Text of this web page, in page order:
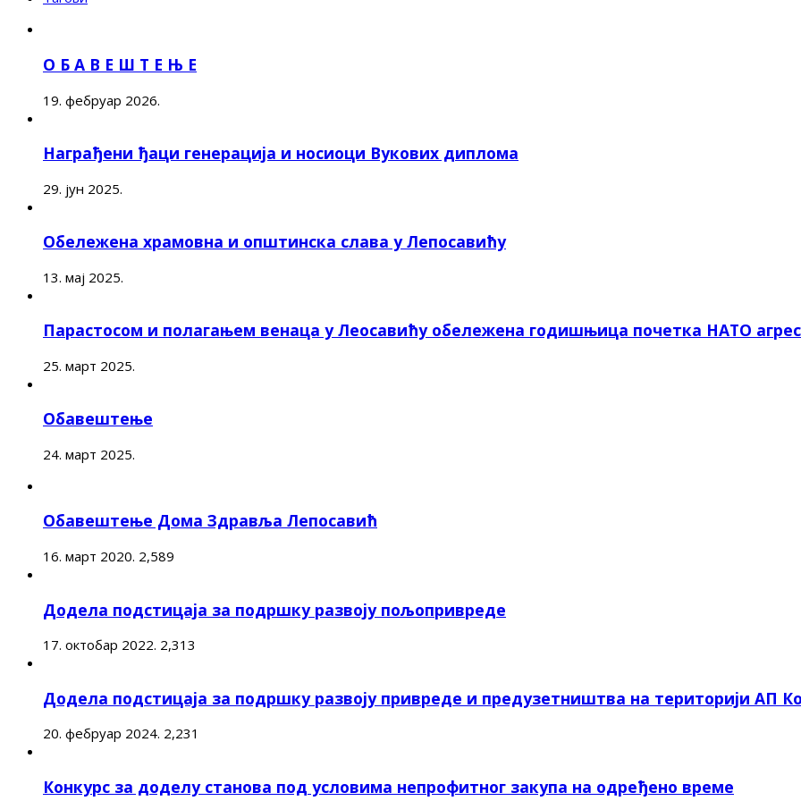
О Б А В Е Ш Т Е Њ Е
19. фебруар 2026.
Награђени ђаци генерација и носиоци Вукових диплома
29. јун 2025.
Обележена храмовна и општинска слава у Лепосавићу
13. мај 2025.
Парастосом и полагањем венаца у Леосавићу обележена годишњица почетка НАТО
25. март 2025.
Обавештење
24. март 2025.
Обавештење Дома Здравља Лепосавић
16. март 2020. 2,589
Додела подстицаја за подршку развоју пољопривреде
17. октобар 2022. 2,313
Додела подстицаја за подршку развоју привреде и предузетништва на територији АП
20. фебруар 2024. 2,231
Конкурс за доделу станова под условима непрофитног закупа на одређено време